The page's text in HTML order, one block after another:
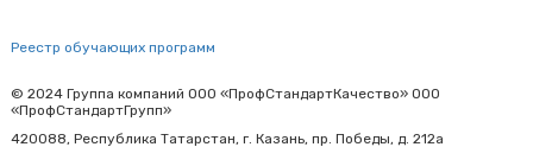
Реестр обучающих программ
© 2024 Группа компаний ООО «ПрофСтандартКачество» ООО
«ПрофСтандартГрупп»
420088, Республика Татарстан, г. Казань, пр. Победы, д. 212а